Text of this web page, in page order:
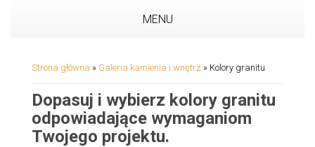
MENU
Strona główna » Galeria kamienia i wnętrz » Kolory granitu
Dopasuj i wybierz kolory granitu
odpowiadające wymaganiom
Twojego projektu.